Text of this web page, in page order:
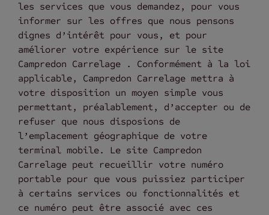
les services que vous demandez, pour vous
informer sur les offres que nous pensons
dignes d’intérêt pour vous, et pour
améliorer votre expérience sur le site
Campredon Carrelage . Conformément à la loi
applicable, Campredon Carrelage mettra à
votre disposition un moyen simple vous
permettant, préalablement, d’accepter ou de
refuser que nous disposions de
l’emplacement géographique de votre
terminal mobile. Le site Campredon
Carrelage peut recueillir votre numéro
portable pour que vous puissiez participer
à certains services ou fonctionnalités et
ce numéro peut être associé avec ces